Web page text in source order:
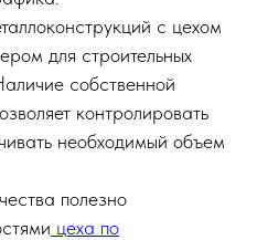
с цехом
для строительных
собственной
контролировать
необходимый объем
полезно
цеха по